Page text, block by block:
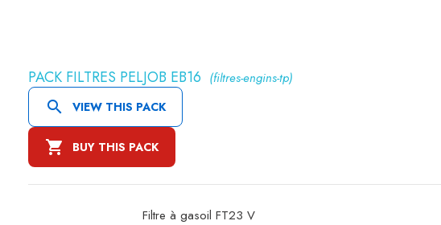
PACK FILTRES PELJOB EB16 (filtres-engins-tp)
 VIEW THIS PACK
 BUY THIS PACK
Filtre à air primaire SA10695